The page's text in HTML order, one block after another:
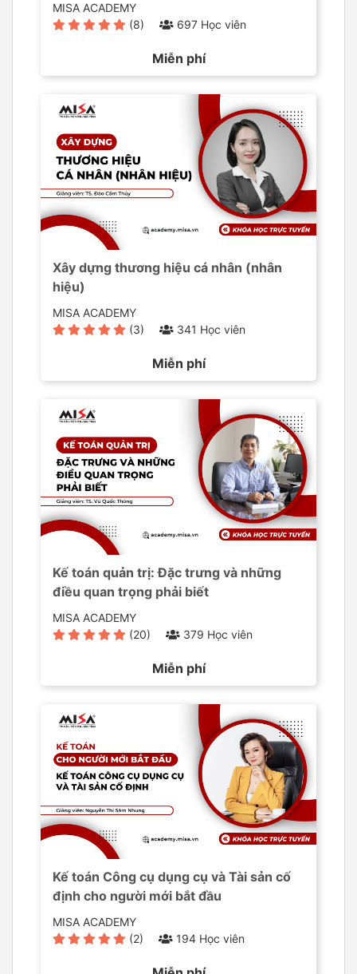
MISA ACADEMY
(8)
697 Học viên
Miễn phí
Xây dựng thương hiệu cá nhân (nhân
hiệu)
MISA ACADEMY
(3)
341 Học viên
Miễn phí
Kế toán quản trị: Đặc trưng và những
điều quan trọng phải biết
MISA ACADEMY
(20)
379 Học viên
Miễn phí
Kế toán Công cụ dụng cụ và Tài sản cố
định cho người mới bắt đầu
MISA ACADEMY
(2)
194 Học viên